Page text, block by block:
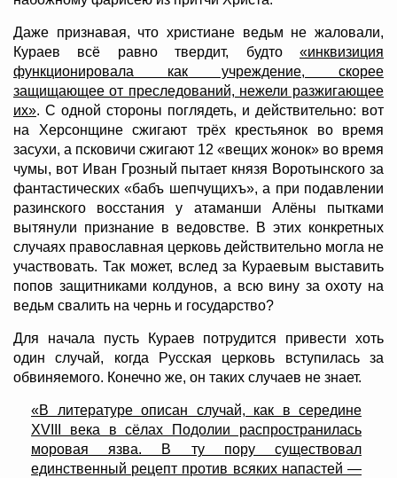
Даже признавая, что христиане ведьм не жаловали,
Кураев всё равно твердит, будто «инквизиция
функционировала как учреждение, скорее
защищающее от преследований, нежели разжигающее
их». С одной стороны поглядеть, и действительно: вот
на Херсонщине сжигают трёх крестьянок во время
засухи, а псковичи сжигают 12 «вещих жонок» во время
чумы, вот Иван Грозный пытает князя Воротынского за
фантастических «бабъ шепчущихъ», а при подавлении
разинского восстания у атаманши Алёны пытками
вытянули признание в ведовстве. В этих конкретных
случаях православная церковь действительно могла не
участвовать. Так может, вслед за Кураевым выставить
попов защитниками колдунов, а всю вину за охоту на
ведьм свалить на чернь и государство?
Для начала пусть Кураев потрудится привести хоть
один случай, когда Русская церковь вступилась за
обвиняемого. Конечно же, он таких случаев не знает.
«В литературе описан случай, как в середине
XVIII века в сёлах Подолии распространилась
моровая язва. В ту пору существовал
единственный рецепт против всяких напастей —